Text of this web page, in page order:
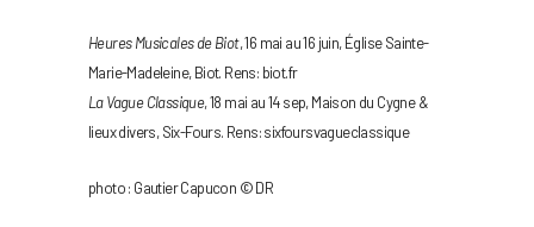
Heures Musicales de Biot, 16 mai au 16 juin, Église Sainte-
Marie-Madeleine, Biot. Rens: biot.fr
La Vague Classique, 18 mai au 14 sep, Maison du Cygne &
lieux divers, Six-Fours. Rens: sixfoursvagueclassique
photo : Gautier Capucon © DR